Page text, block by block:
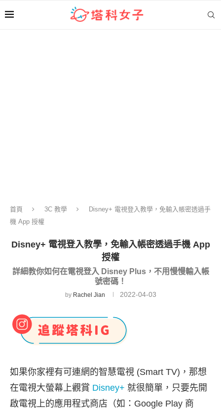
首頁 3C 教學
Disney+ 電視登入教學，免輸入帳密透過手
機 App 授權
Disney+ 電視登入教學，免輸入帳密透過手機 App
授權
詳細教你如何在電視登入 Disney Plus，不用慢慢輸入帳
號密碼！
by Rachel Jian 2022-04-03
如果你家裡有可連網的智慧電視 (Smart TV)，那想
在電視大螢幕上觀賞 Disney+ 就很簡單，只要先開
啟電視上的應用程式商店（如：Google Play 商